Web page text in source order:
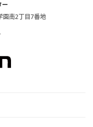
ー
南2丁目7番地